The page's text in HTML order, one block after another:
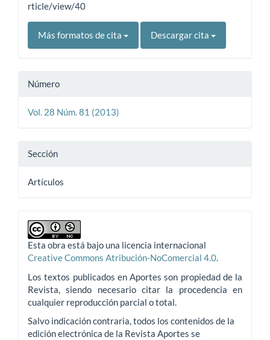
rticle/view/40
Más formatos de cita Descargar cita
Número
Vol. 28 Núm. 81 (2013)
Sección
Artículos
Esta obra está bajo una licencia internacional
Creative Commons Atribución-NoComercial 4.0.
Los textos publicados en Aportes son propiedad de la
Revista, siendo necesario citar la procedencia en
cualquier reproducción parcial o total.
Salvo indicación contraria, todos los contenidos de la
edición electrónica de la Revista Aportes se